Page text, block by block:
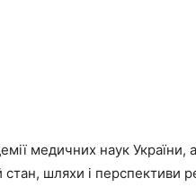
медичних наук
шляхи і перспективи